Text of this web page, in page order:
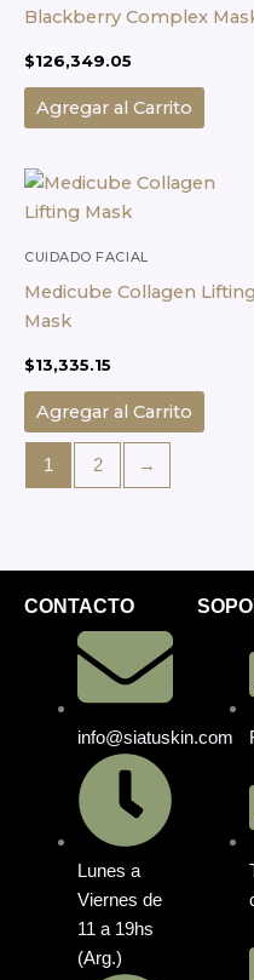
Blackberry Complex
$126,349.05
Agregar al Carrito
CUIDADO FACIAL
Medicube Collagen Lifting
Mask
$13,335.15
Agregar al Carrito
1 2 →
CONTACTO
info@siatuskin.com
Lunes a
Viernes de
11 a 19hs
(Arg.)